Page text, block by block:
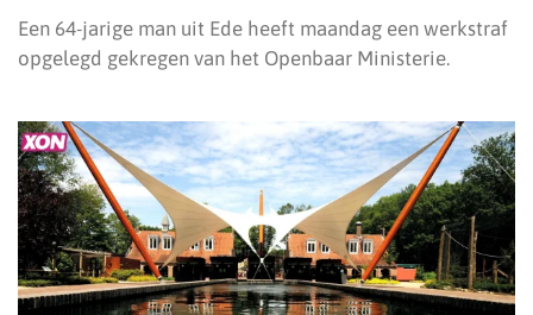
Een 64-jarige man uit Ede heeft maandag een werkstraf
opgelegd gekregen van het Openbaar Ministerie.